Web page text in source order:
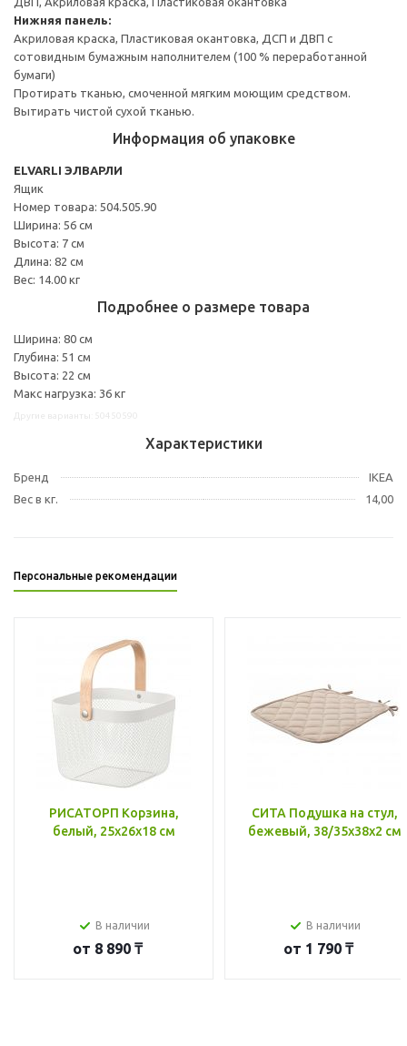
Нижняя панель:
Акриловая краска, Пластиковая окантовка, ДСП и ДВП с
сотовидным бумажным наполнителем (100 % переработанной
бумаги)
Протирать тканью, смоченной мягким моющим средством.
Вытирать чистой сухой тканью.
Информация об упаковке
ELVARLI ЭЛВАРЛИ
Ящик
Номер товара: 504.505.90
Ширина: 56 см
Высота: 7 см
Длина: 82 см
Вес: 14.00 кг
Подробнее о размере товара
Ширина: 80 см
Глубина: 51 см
Высота: 22 см
Макс нагрузка: 36 кг
Характеристики
Бренд
IKEA
Вес в кг.
14,00
Персональные рекомендации
РИСАТОРП Корзина,
белый, 25x26x18 см
В наличии
от 8 890 ₸
СИТА Подушка на стул,
бежевый, 38/35x38x2 см
В наличии
от 1 790 ₸